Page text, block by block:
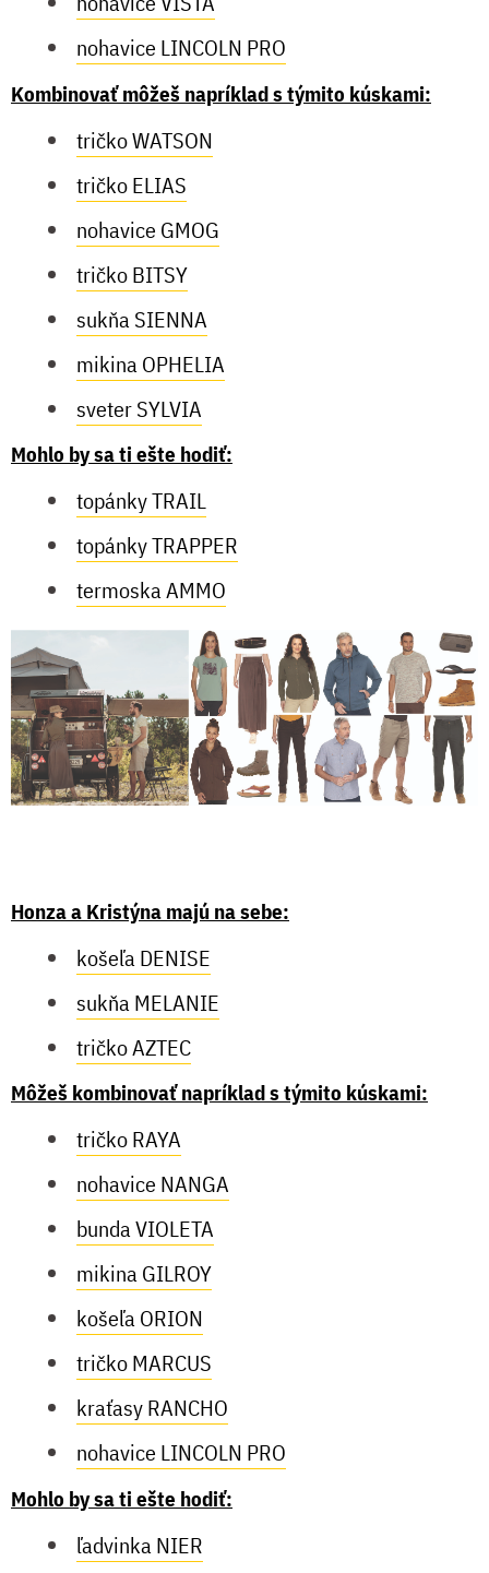
nohavice LINCOLN PRO
Kombinovať môžeš napríklad s týmito kúskami:
tričko WATSON
tričko ELIAS
nohavice GMOG
tričko BITSY
sukňa SIENNA
mikina OPHELIA
sveter SYLVIA
Mohlo by sa ti ešte hodiť:
topánky TRAIL
topánky TRAPPER
termoska AMMO
Honza a Kristýna majú na sebe:
košeľa DENISE
sukňa MELANIE
tričko AZTEC
Môžeš kombinovať napríklad s týmito kúskami:
tričko RAYA
nohavice NANGA
bunda VIOLETA
mikina GILROY
košeľa ORION
tričko MARCUS
kraťasy RANCHO
nohavice LINCOLN PRO
Mohlo by sa ti ešte hodiť:
ľadvinka NIER